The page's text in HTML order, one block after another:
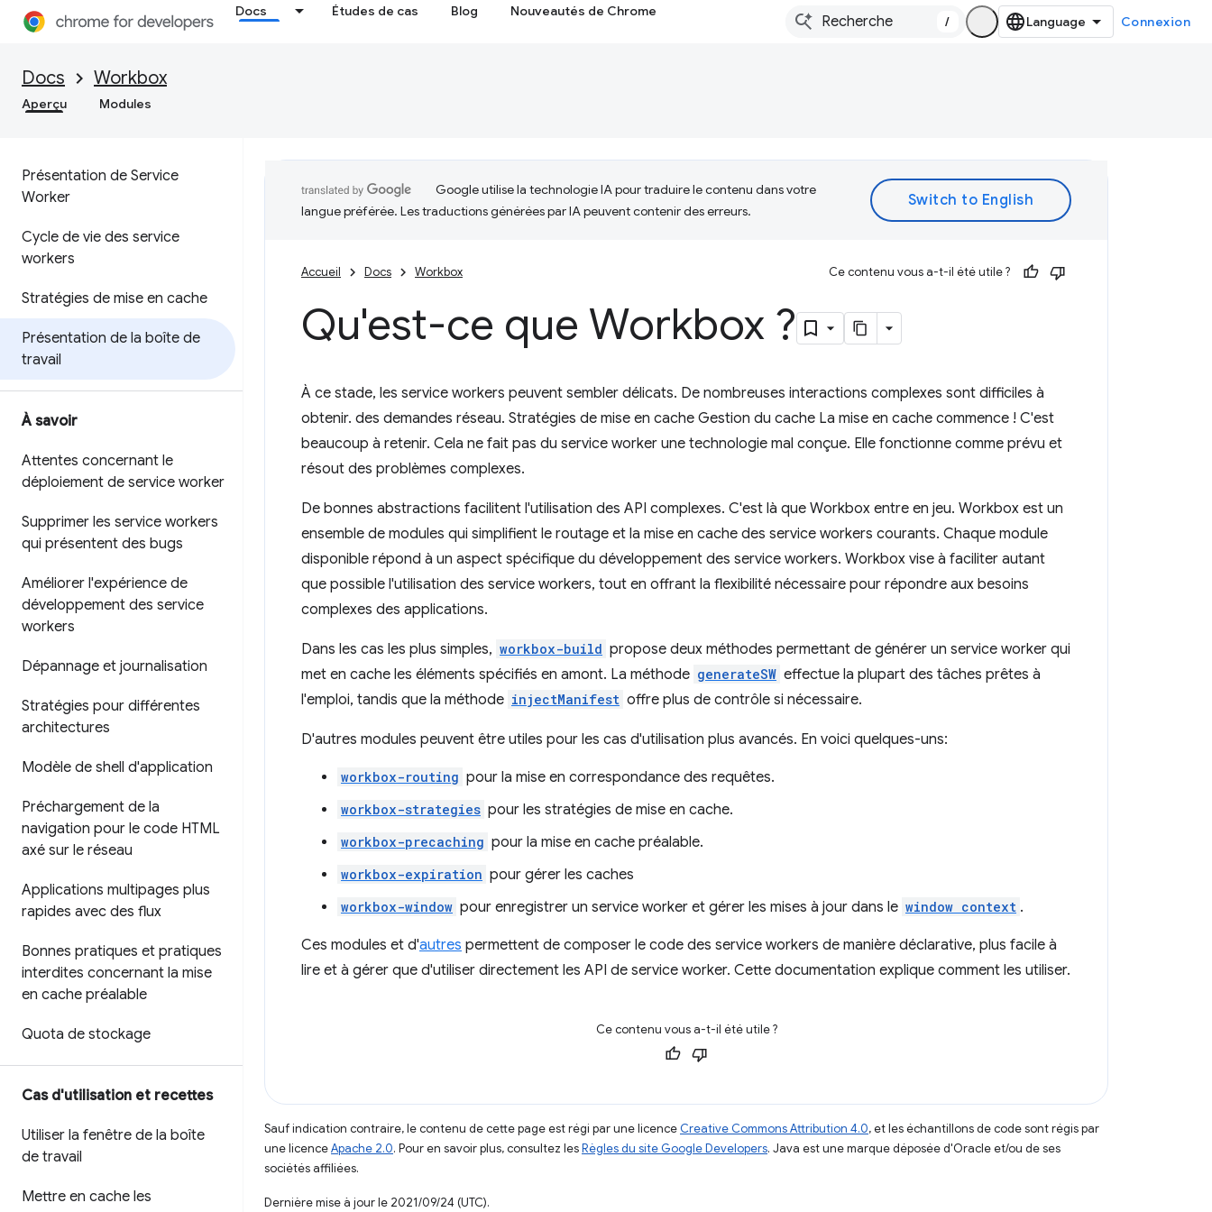
Docs Études de cas Blog Nouveautés de Chrome
/ Connexion
Docs Workbox
Aperçu Modules
Présentation de Service
Worker
Cycle de vie des service
workers
Stratégies de mise en cache
Présentation de la boîte de
travail
À savoir
Attentes concernant le
déploiement de service worker
Supprimer les service workers
qui présentent des bugs
Améliorer l'expérience de
développement des service
workers
Dépannage et journalisation
Stratégies pour différentes
architectures
Modèle de shell d'application
Préchargement de la
navigation pour le code HTML
axé sur le réseau
Applications multipages plus
rapides avec des flux
Bonnes pratiques et pratiques
interdites concernant la mise
en cache préalable
Quota de stockage
Cas d'utilisation et recettes
Utiliser la fenêtre de la boîte
de travail
Mettre en cache les
Google utilise la technologie IA pour traduire le contenu dans votre
langue préférée. Les traductions générées par IA peuvent contenir des erreurs.
Accueil Docs Workbox Ce contenu vous a-t-il été utile ?
Qu'est-ce que Workbox ?
À ce stade, les service workers peuvent sembler délicats. De nombreuses interactions complexes sont difficiles à
obtenir. des demandes réseau. Stratégies de mise en cache Gestion du cache La mise en cache commence ! C'est
beaucoup à retenir. Cela ne fait pas du service worker une technologie mal conçue. Elle fonctionne comme prévu et
résout des problèmes complexes.
De bonnes abstractions facilitent l'utilisation des API complexes. C'est là que Workbox entre en jeu. Workbox est un
ensemble de modules qui simplifient le routage et la mise en cache des service workers courants. Chaque module
disponible répond à un aspect spécifique du développement des service workers. Workbox vise à faciliter autant
que possible l'utilisation des service workers, tout en offrant la flexibilité nécessaire pour répondre aux besoins
complexes des applications.
Dans les cas les plus simples, workbox-build propose deux méthodes permettant de générer un service worker qui
met en cache les éléments spécifiés en amont. La méthode generateSW effectue la plupart des tâches prêtes à
l'emploi, tandis que la méthode injectManifest offre plus de contrôle si nécessaire.
D'autres modules peuvent être utiles pour les cas d'utilisation plus avancés. En voici quelques-uns:
workbox-routing pour la mise en correspondance des requêtes.
workbox-strategies pour les stratégies de mise en cache.
workbox-precaching pour la mise en cache préalable.
workbox-expiration pour gérer les caches
workbox-window pour enregistrer un service worker et gérer les mises à jour dans le window context .
Ces modules et d'autres permettent de composer le code des service workers de manière déclarative, plus facile à
lire et à gérer que d'utiliser directement les API de service worker. Cette documentation explique comment les utiliser.
Ce contenu vous a-t-il été utile ?
Sauf indication contraire, le contenu de cette page est régi par une licence Creative Commons Attribution 4.0, et les échantillons de code sont régis par
une licenceApache 2.0. Pour en savoir plus, consultez lesRègles du site Google Developers. Java est une marque déposée d'Oracle et/ou de ses
sociétés affiliées.
Dernière mise à jour le 2021/09/24 (UTC).